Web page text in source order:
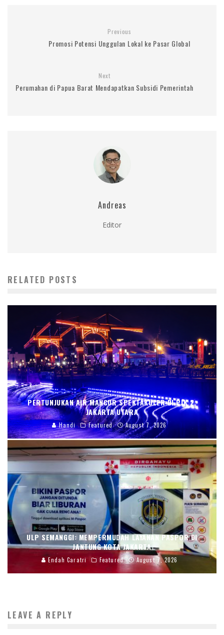
Previous
Promosi Potensi Unggulan Lokal ke Pasar Global
Next
Perumahan di Papua Barat Mendapatkan Subsidi Pemerintah
Andreas
Editor
RELATED POSTS
PERTUNJUKAN AIR MANCUR SPEKTAKULER DI PIK 2,
JAKARTA UTARA
Handi Featured August 7, 2026
ULP SEMANGGI: MEMPERMUDAH LAYANAN PASPOR DI
JANTUNG KOTA JAKARTA
Endah Caratri Featured August 7, 2026
LEAVE A REPLY